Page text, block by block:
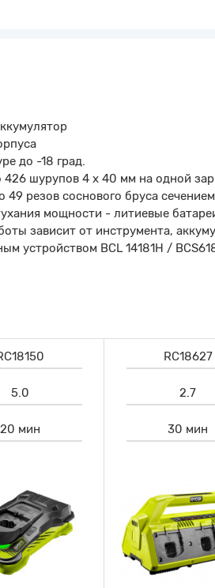
до -18 град.
426 шурупов 4 х 40 мм на одной
49 резов соснового бруса
мощности - литиевые
зависит от инструмента,
устройством BCL 14181H /
RC18627
5.0 2.7
20 мин 30 мин